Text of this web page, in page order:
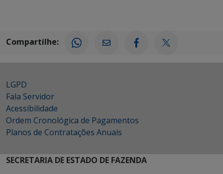
Compartilhe:
LGPD
Fala Servidor
Acessibilidade
Ordem Cronológica de Pagamentos
Planos de Contratações Anuais
SECRETARIA DE ESTADO DE FAZENDA